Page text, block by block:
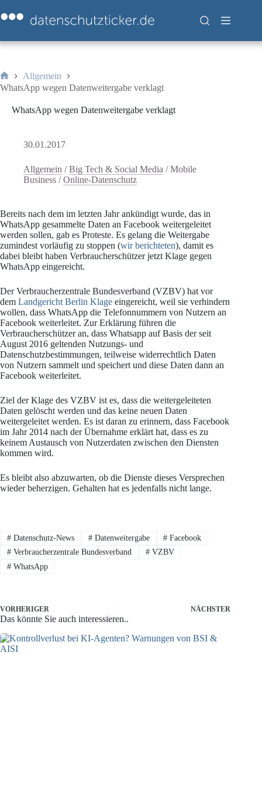
Inhalt
springen
Start
Allgemein
WhatsApp wegen Datenweitergabe verklagt
WhatsApp wegen Datenweitergabe verklagt
30.01.2017
Allgemein /Big Tech & Social Media /Mobile
Business /Online-Datenschutz
Bereits nach dem im letzten Jahr ankündigt wurde, das in
WhatsApp gesammelte Daten an Facebook weitergeleitet
werden sollen, gab es Proteste. Es gelang die Weitergabe
zumindest vorläufig zu stoppen (wir berichteten), damit es
dabei bleibt haben Verbraucherschützer jetzt Klage gegen
WhatsApp eingereicht.
Der Verbraucherzentrale Bundesverband (VZBV) hat vor
dem Landgericht Berlin Klage eingereicht, weil sie verhindern
wollen, dass WhatsApp die Telefonnummern von Nutzern an
Facebook weiterleitet. Zur Erklärung führen die
Verbraucherschützer an, dass Whatsapp auf Basis der seit
August 2016 geltenden Nutzungs- und
Datenschutzbestimmungen, teilweise widerrechtlich Daten
von Nutzern sammelt und speichert und diese Daten dann an
Facebook weiterleitet.
Ziel der Klage des VZBV ist es, dass die weitergeleiteten
Daten gelöscht werden und das keine neuen Daten
weitergeleitet werden. Es ist daran zu erinnern, dass Facebook
im Jahr 2014 nach der Übernahme erklärt hat, dass es zu
keinem Austausch von Nutzerdaten zwischen den Diensten
kommen wird.
Es bleibt also abzuwarten, ob die Dienste dieses Versprechen
wieder beherzigen. Gehalten hat es jedenfalls nicht lange.
#Datenschutz-News #Datenweitergabe # Facebook
#Verbraucherzentrale Bundesverband #VZBV
#WhatsApp
VORHERIGER NÄCHSTER
Das könnte Sie auch interessieren..